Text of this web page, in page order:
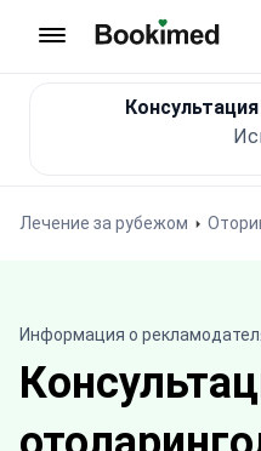
Лечение за рубежом
Информация о